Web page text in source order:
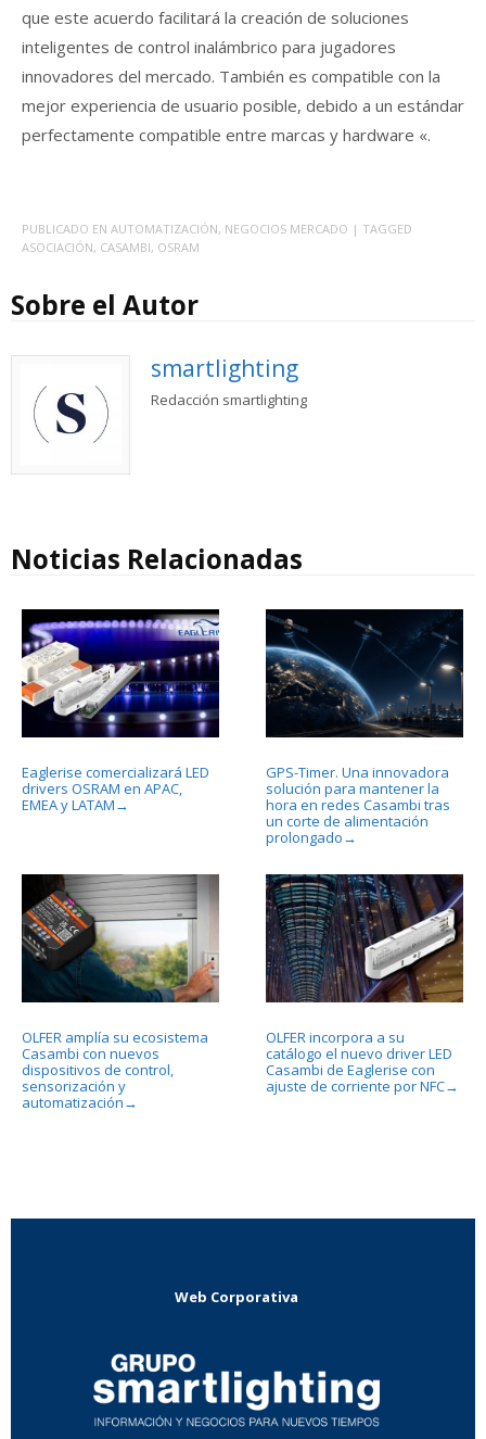
que este acuerdo facilitará la creación de soluciones
inteligentes de control inalámbrico para jugadores
innovadores del mercado. También es compatible con la
mejor experiencia de usuario posible, debido a un estándar
perfectamente compatible entre marcas y hardware «.
PUBLICADO EN AUTOMATIZACIÓN, NEGOCIOS MERCADO | TAGGED
ASOCIACIÓN, CASAMBI, OSRAM
Sobre el Autor
smartlighting
Redacción smartlighting
Noticias Relacionadas
Eaglerise comercializará LED
drivers OSRAM en APAC,
EMEA y LATAM →
GPS-Timer. Una innovadora
solución para mantener la
hora en redes Casambi tras
un corte de alimentación
prolongado →
OLFER amplía su ecosistema
Casambi con nuevos
dispositivos de control,
sensorización y
automatización →
OLFER incorpora a su
catálogo el nuevo driver LED
Casambi de Eaglerise con
ajuste de corriente por NFC→
Web Corporativa